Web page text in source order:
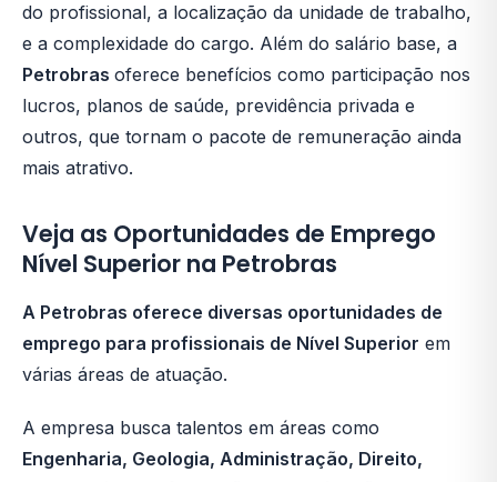
do profissional, a localização da unidade de trabalho,
e a complexidade do cargo. Além do salário base, a
Petrobras oferece benefícios como participação nos
lucros, planos de saúde, previdência privada e
outros, que tornam o pacote de remuneração ainda
mais atrativo.
Veja as Oportunidades de Emprego
Nível Superior na Petrobras
A Petrobras oferece diversas oportunidades de
emprego para profissionais de Nível Superior em
várias áreas de atuação.
A empresa busca talentos em áreas como
Engenharia, Geologia, Administração, Direito,